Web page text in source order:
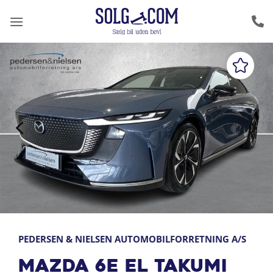
PEDERSEN & NIELSEN AUTOMOBILFORRETNING A/S
Mazda 6e EL Takumi